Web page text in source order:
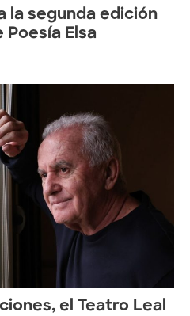
la segunda edición
Elsa
el Teatro Leal